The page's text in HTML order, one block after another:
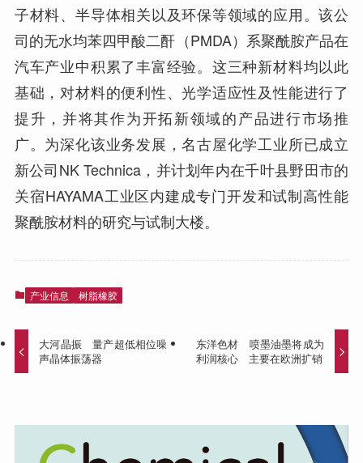
子材料、半导体相关以及环保等领域的应用。该公
司的无水均苯四甲酸二酐（PMDA）系聚酰胺产品在
汽车产业中积累了丰富经验。这三种新材料均以此
基础，对材料的便利性、光学适应性及性能进行了
提升，并将其作为开拓新领域的产品进行市场推
广。为深化该业务发展，名古屋化学工业所已成立
新公司NK Technica，并计划年内在千叶县野田市的
关宿HAYAMA工业区内建成专门开发和试制高性能
聚酰胺材料的研究与试制大楼。
产业信息 树脂橡胶
大河晶振 量产超低相位噪
声晶体振荡器
东洋色材 喷墨油墨将成为
利润核心 主要在欧洲扩销